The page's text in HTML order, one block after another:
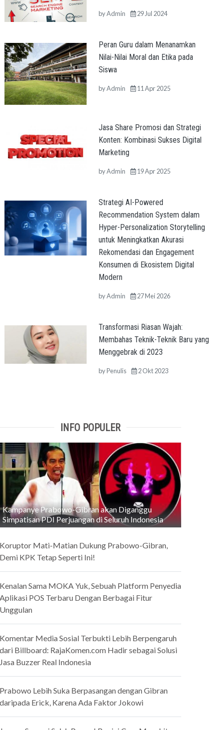
byAdmin 29 Jul 2024
Peran Guru dalam Menanamkan
Nilai-Nilai Moral dan Etika pada
Siswa
byAdmin 11 Apr 2025
Jasa Share Promosi dan Strategi
Konten: Kombinasi Sukses Digital
Marketing
byAdmin 19 Apr 2025
Strategi AI-Powered
Recommendation System dalam
Hyper-Personalization Storytelling
untuk Meningkatkan Akurasi
Rekomendasi dan Engagement
Konsumen di Ekosistem Digital
Modern
byAdmin 27 Mei 2026
Transformasi Riasan Wajah:
Membahas Teknik-Teknik Baru yang
Menggebrak di 2023
byPenulis 2 Okt 2023
INFO POPULER
Kampanye Prabowo-Gibran akan Diganggu
Simpatisan PDI Perjuangan di Seluruh Indonesia
Mati-Matian Dukung Prabowo-Gibran,
KPK Tetap Seperti Ini!
Sama MOKA Yuk, Sebuah Platform Penyedia
POS Terbaru Dengan Berbagai Fitur
Media Sosial Terbukti Lebih Berpengaruh
Billboard: RajaKomen.com Hadir sebagai Solusi
Buzzer Real Indonesia
Lebih Suka Berpasangan dengan Gibran
Erick, Karena Ada Faktor Jokowi